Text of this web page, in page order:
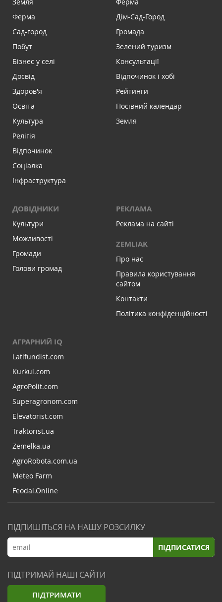
Земля
Ферма
Сад-город
Побут
Бізнес у селі
Досвід
Здоров'я
Освіта
Культура
Релігія
Відпочинок
Соціалка
Інфраструктура
Ферма
Дім-Сад-Город
Громада
Зелений туризм
Консультації
Відпочинок і хобі
Рейтинги
Посівний календар
Земля
ДОВІДНИКИ
Культури
Можливості
Громади
Голови громад
РЕКЛАМА
Реклама на сайті
ZEMLIAK
Про нас
Правила користування
сайтом
Контакти
Політика конфіденційності
АГРАРНИЙ IQ
Latifundist.com
Kurkul.com
AgroPolit.com
Superagronom.com
Elevatorist.com
Traktorist.ua
Zemelka.ua
AgroRobota.com.ua
Meteo Farm
Feodal.Online
ПІДПИШІТЬСЯ НА НАШУ РОЗСИЛКУ
ПІДПИСАТИСЯ
ПІДТРИМАЙ НАШІ САЙТИ
ПІДТРИМАТИ